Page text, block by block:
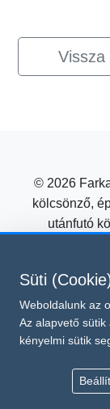
Vissza
© 2026
kölcsönző,
utánfutó
Ez az oldal a
Google
Süti
Weboldalunk az
Az alapvető
kényelmi sütik